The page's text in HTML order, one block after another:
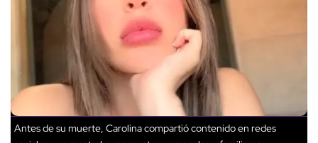
Antes de su muerte, Carolina compartió contenido en redes